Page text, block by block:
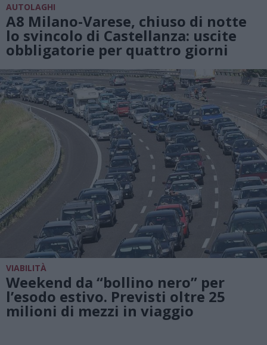
AUTOLAGHI
A8 Milano-Varese, chiuso di notte
lo svincolo di Castellanza: uscite
obbligatorie per quattro giorni
VIABILITÀ
Weekend da “bollino nero” per
l’esodo estivo. Previsti oltre 25
milioni di mezzi in viaggio